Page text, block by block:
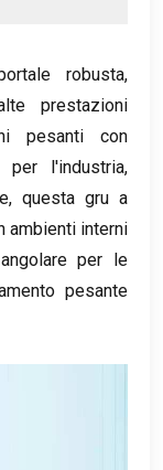
robusta,
prestazioni
pesanti con
per l'industria,
questa gru a
ambienti interni
per le
pesante